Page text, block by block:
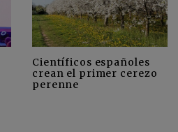
Científicos españoles
crean el primer cerezo
perenne